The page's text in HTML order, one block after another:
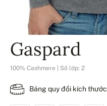
Gaspard
100% Cashmere | Số lớp: 2
Bảng quy đổi kích thước